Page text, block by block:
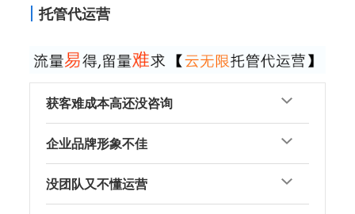
托管代运营
获客难成本高还没咨询
企业品牌形象不佳
没团队又不懂运营